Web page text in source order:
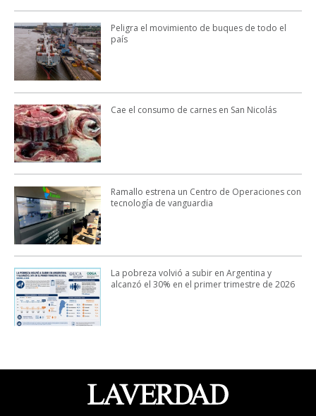
Peligra el movimiento de buques de todo el
país
Cae el consumo de carnes en San Nicolás
Ramallo estrena un Centro de Operaciones con
tecnología de vanguardia
La pobreza volvió a subir en Argentina y
alcanzó el 30% en el primer trimestre de 2026